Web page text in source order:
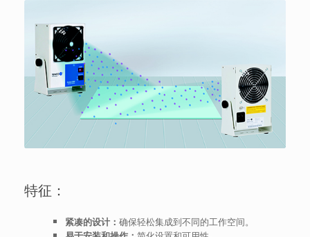
特征：
紧凑的设计： 确保轻松集成到不同的工作空间。